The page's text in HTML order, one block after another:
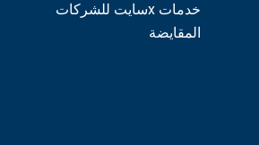
خدمات xسايت للشركات
المقايضة